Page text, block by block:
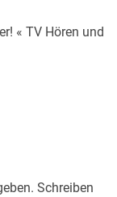
« TV Hören und
und
Schreiben